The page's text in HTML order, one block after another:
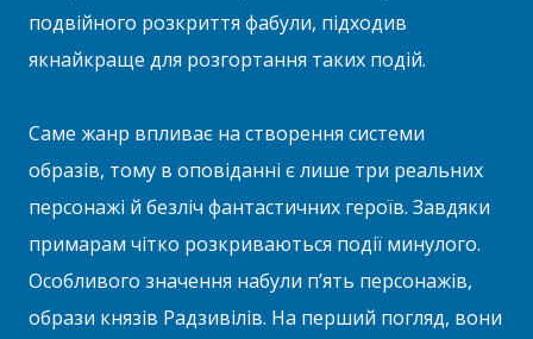
подвійного розкриття фабули, підходив
якнайкраще для розгортання таких подій.
Саме жанр впливає на створення системи
образів, тому в оповіданні є лише три реальних
персонажі й безліч фантастичних героїв. Завдяки
примарам чітко розкриваються події минулого.
Особливого значення набули п’ять персонажів,
образи князів Радзивілів. На перший погляд, вони